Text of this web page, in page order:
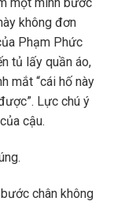
một mình bước
không đơn
Phạm Phức
tủ lấy quần áo,
mắt “cái hố này
Lực chú ý
cậu.
chân không